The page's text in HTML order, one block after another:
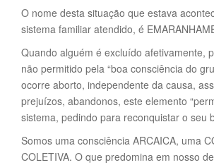
O nome desta situação que estava
sistema familiar atendido, é
Quando alguém é excluído afetivamente,
não permitido pela “boa consciência do
ocorre aborto, independente da causa,
prejuízos, abandonos, este elemento
sistema, pedindo para reconquistar o seu
Somos uma consciência ARCAICA, uma
COLETIVA. O que predomina em nosso